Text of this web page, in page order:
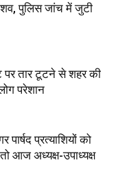
शव, पुलिस जांच में जुटी
पर तार टूटने से शहर की
परेशान
प्रत्याशियों को
आज अध्यक्ष-उपाध्यक्ष